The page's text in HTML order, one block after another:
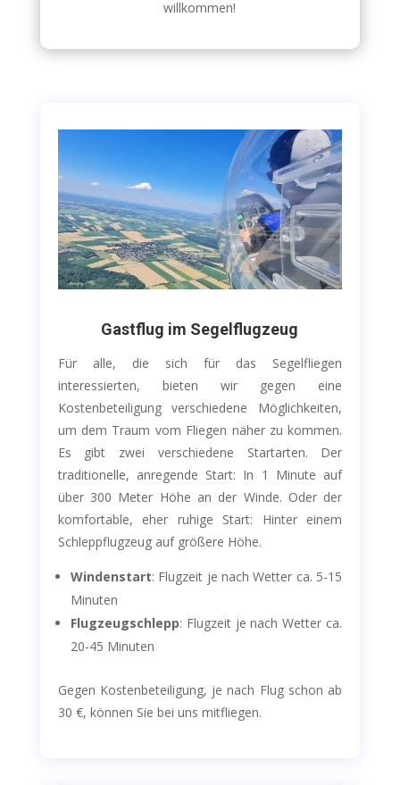
willkommen!
Gastflug im Segelflugzeug
Für alle, die sich für das Segelfliegen
interessierten, bieten wir gegen eine
Kostenbeteiligung verschiedene Möglichkeiten,
um dem Traum vom Fliegen näher zu kommen.
Es gibt zwei verschiedene Startarten. Der
traditionelle, anregende Start: In 1 Minute auf
über 300 Meter Höhe an der Winde. Oder der
komfortable, eher ruhige Start: Hinter einem
Schleppflugzeug auf größere Höhe.
Windenstart: Flugzeit je nach Wetter ca. 5-15
Minuten
Flugzeugschlepp: Flugzeit je nach Wetter ca.
20-45 Minuten
Gegen Kostenbeteiligung, je nach Flug schon ab
30 €, können Sie bei uns mitfliegen.